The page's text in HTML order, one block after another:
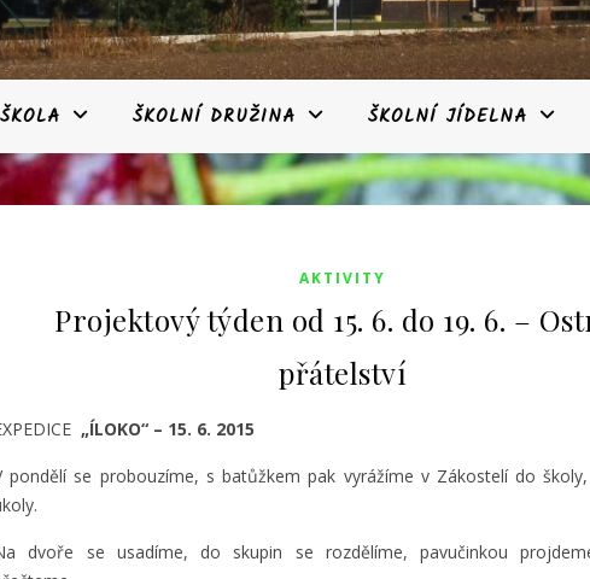
ŠKOLNÍ DRUŽINA ŠKOLNÍ JÍDELNA
AKTIVITY
Projektový týden od 15. 6. do 19. 6. –
přátelství
„ÍLOKO“ – 15. 6. 2015
pondělí se probouzíme, s batůžkem pak vyrážíme v Zákostelí do
dvoře se usadíme, do skupin se rozdělíme, pavučinkou